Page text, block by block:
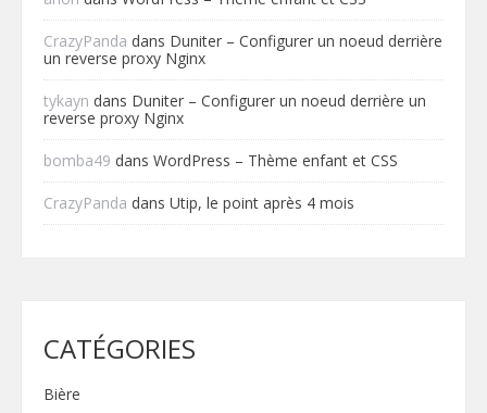
CrazyPanda dans Duniter – Configurer un noeud derrière
un reverse proxy Nginx
tykayn dans Duniter – Configurer un noeud derrière un
reverse proxy Nginx
bomba49 dans WordPress – Thème enfant et CSS
CrazyPanda dans Utip, le point après 4 mois
CATÉGORIES
Bière